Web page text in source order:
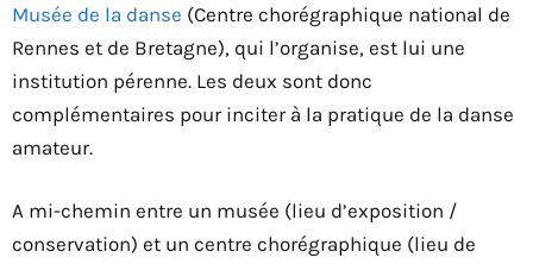
Musée de la danse (Centre chorégraphique national de
Rennes et de Bretagne), qui l’organise, est lui une
institution pérenne. Les deux sont donc
complémentaires pour inciter à la pratique de la danse
amateur.
A mi-chemin entre un musée (lieu d’exposition /
conservation) et un centre chorégraphique (lieu de